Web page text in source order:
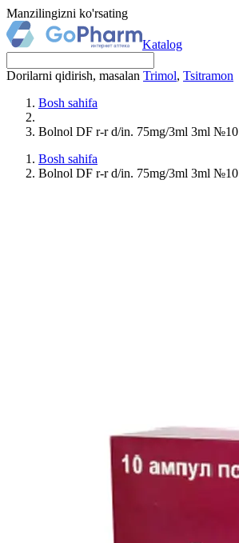
Manzilingizni ko'rsating
Katalog
Dorilarni qidirish, masalan Trimol, Tsitramon
Bosh sahifa
Bolnol DF r-r d/in. 75mg/3ml 3ml №10
Bosh sahifa
Bolnol DF r-r d/in. 75mg/3ml 3ml №10